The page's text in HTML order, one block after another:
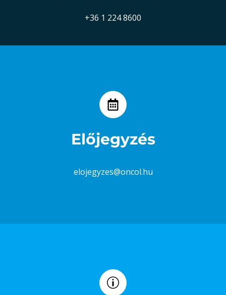
+36 1 224 8600
Előjegyzés
elojegyzes@oncol.hu